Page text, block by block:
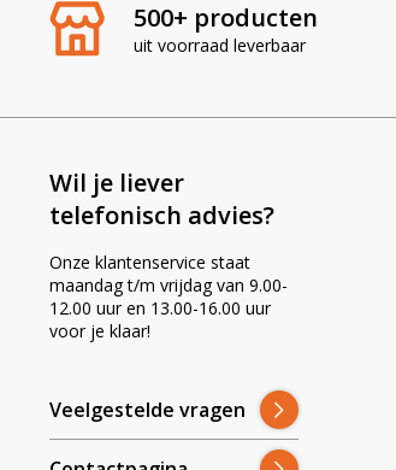
500+ producten
uit voorraad leverbaar
Wil je liever
telefonisch advies?
Onze klantenservice staat
maandag t/m vrijdag van 9.00-
12.00 uur en 13.00-16.00 uur
voor je klaar!
Veelgestelde vragen